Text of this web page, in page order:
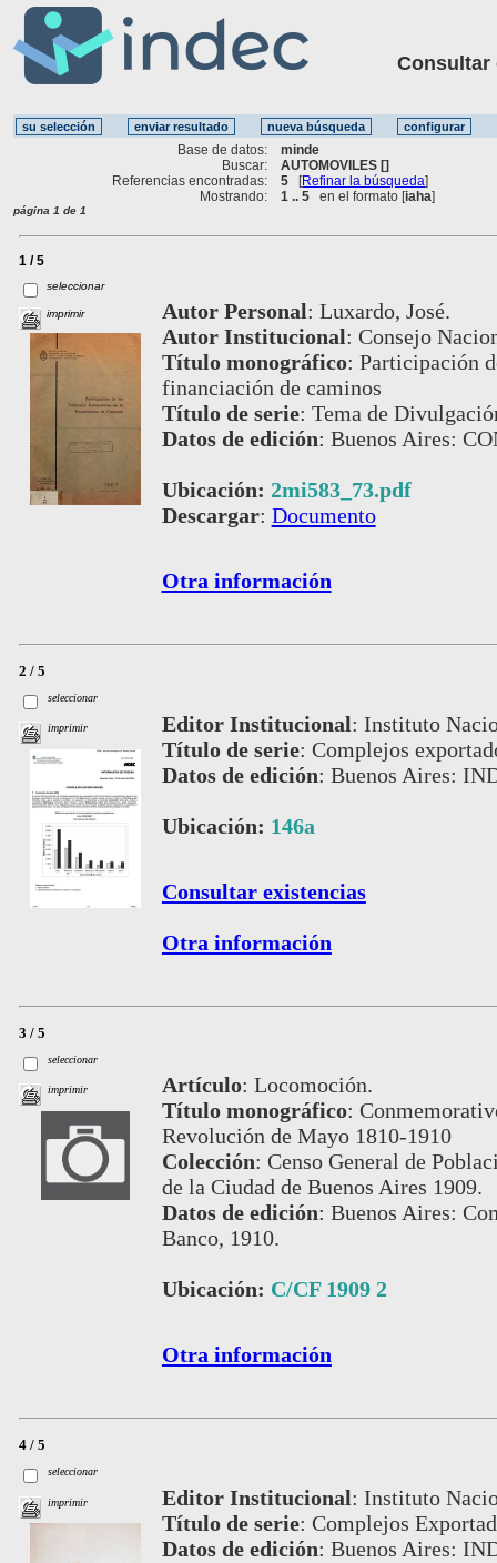
Consultar
Base de datos:
minde
Buscar:
AUTOMOVILES []
Referencias encontradas:
5 [Refinar la búsqueda]
Mostrando:
1 .. 5 en el formato [iaha]
página 1 de 1
1 / 5
seleccionar
imprimir Autor Personal: Luxardo, José.
Autor Institucional: Consejo
Título monográfico: Participación
financiación de caminos
Título de serie: Tema de
Datos de edición: Buenos Aires:
Ubicación: 2mi583_73.pdf
Descargar: Documento
Otra información
2 / 5
seleccionar
imprimir Editor Institucional: Instituto
Título de serie: Complejos
Datos de edición: Buenos Aires:
Ubicación: 146a
Consultar existencias
Otra información
3 / 5
seleccionar
imprimir Artículo: Locomoción.
Título monográfico:
Revolución de Mayo 1810-1910
Colección: Censo General de
de la Ciudad de Buenos Aires 1909.
Datos de edición: Buenos Aires:
Banco, 1910.
Ubicación: C/CF 1909 2
Otra información
4 / 5
seleccionar
imprimir Editor Institucional: Instituto
Título de serie: Complejos
Datos de edición: Buenos Aires: